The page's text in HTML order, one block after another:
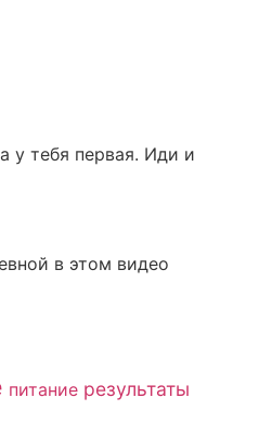
у тебя первая. Иди и
в этом видео
питание результаты